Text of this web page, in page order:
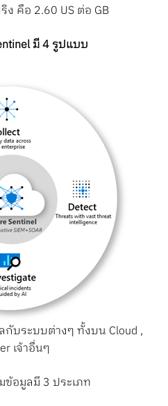
ง คือ 2.60 US ต่อ GB
มี 4 รูปแบบ
กับระบบต่างๆ ทั้งบน Cloud ,
เจ้าอื่นๆ
ข้อมูลมี 3 ประเภท